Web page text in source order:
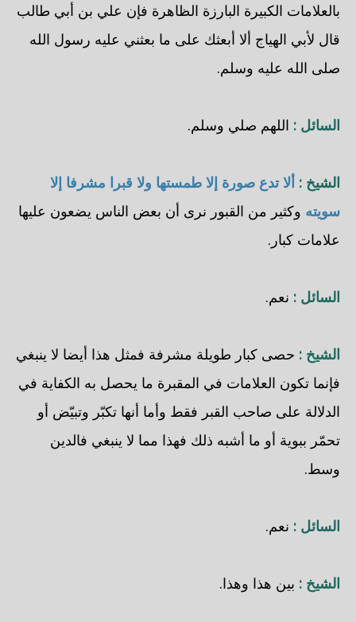
بالعلامات الكبيرة البارزة الظاهرة فإن علي بن أبي طالب
قال لأبي الهياج ألا أبعثك على ما بعثني عليه رسول الله
صلى الله عليه وسلم.
السائل : اللهم صلي وسلم.
الشيخ : ألا تدع صورة إلا طمستها ولا قبرا مشرفا إلا
سويته وكثير من القبور نرى أن بعض الناس يضعون عليها
علامات كبار.
السائل : نعم.
الشيخ : حصى كبار طويلة مشرفة فمثل هذا أيضا لا ينبغي
فإنما تكون العلامات في المقبرة ما يحصل به الكفاية في
الدلالة على صاحب القبر فقط وأما أنها تكبّر وتبيّض أو
تحمّر ببوية أو ما أشبه ذلك فهذا مما لا ينبغي فالدين
وسط.
السائل : نعم.
الشيخ : بين هذا وهذا.